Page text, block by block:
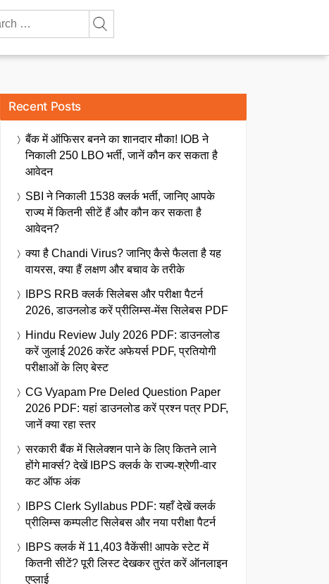
Recent Posts
बैंक में ऑफिसर बनने का शानदार मौका! IOB ने
निकाली 250 LBO भर्ती, जानें कौन कर सकता है
आवेदन
SBI ने निकाली 1538 क्लर्क भर्ती, जानिए आपके
राज्य में कितनी सीटें हैं और कौन कर सकता है
आवेदन?
क्या है Chandi Virus? जानिए कैसे फैलता है यह
वायरस, क्या हैं लक्षण और बचाव के तरीके
IBPS RRB क्लर्क सिलेबस और परीक्षा पैटर्न
2026, डाउनलोड करें प्रीलिम्स-मेंस सिलेबस PDF
Hindu Review July 2026 PDF: डाउनलोड
करें जुलाई 2026 करेंट अफेयर्स PDF, प्रतियोगी
परीक्षाओं के लिए बेस्ट
CG Vyapam Pre Deled Question Paper
2026 PDF: यहां डाउनलोड करें प्रश्न पत्र PDF,
जानें क्या रहा स्तर
सरकारी बैंक में सिलेक्शन पाने के लिए कितने लाने
होंगे मार्क्स? देखें IBPS क्लर्क के राज्य-श्रेणी-वार
कट ऑफ अंक
IBPS Clerk Syllabus PDF: यहाँ देखें क्लर्क
प्रीलिम्स कम्पलीट सिलेबस और नया परीक्षा पैटर्न
IBPS क्लर्क में 11,403 वैकेंसी! आपके स्टेट में
कितनी सीटें? पूरी लिस्ट देखकर तुरंत करें ऑनलाइन
एप्लाई